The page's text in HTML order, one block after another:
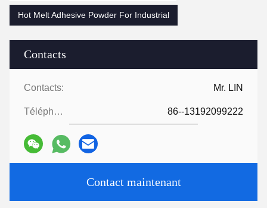
Contacts
Contacts: Mr. LIN
Téléphone: 86--13192099222
Contact maintenant
Hot Melt Adhesive Powder For Industrial